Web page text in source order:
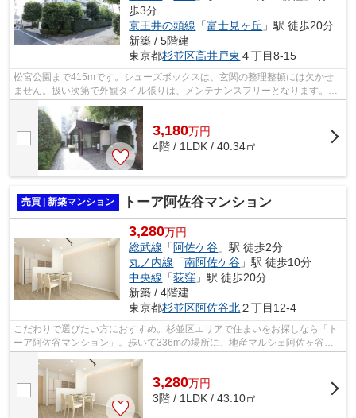
歩3分
京王井の頭線 「富士見ヶ丘 」駅 徒歩20分
新築 / 5階建
東京都杉並区高井戸東 ４丁目8-15
松宮公園まで415mです。シューズボックスは、玄関の整理整頓には欠かせ
ません。扱い次第で外観タイル張りは、メンテナンスフリーとなります。周
辺のバス停は近いほど便利です。こちら...
3,180万円
4階 / 1LDK / 40.34㎡
売買 | 新築マンション トーア阿佐谷マンション
3,280万円
総武線 「 阿佐ケ谷 」駅 徒歩2分
丸ノ内線 「南阿佐ケ谷 」駅 徒歩10分
中央線 「荻窪 」駅 徒歩20分
新築 / 4階建
東京都杉並区阿佐谷北２丁目12-4
こだわりで選びたい方におすすめ。杉並区エリアで住まいをお探しなら「ト
ーア阿佐谷マンション」。歩いて336mの場所に、地産マルシェ阿佐ヶ谷店
があります。東南角住戸はいかがでしょ...
3,280万円
3階 / 1LDK / 43.10㎡